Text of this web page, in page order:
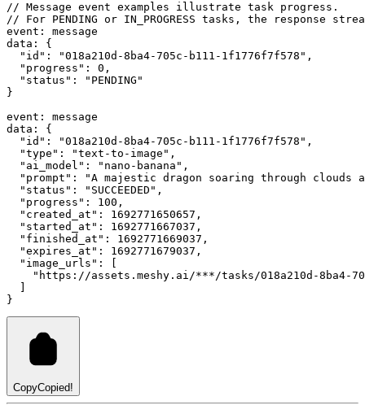
// Message event examples illustrate task progress.
// For PENDING or IN_PROGRESS tasks, the response
event: message
data: {
  "id": "018a210d-8ba4-705c-b111-1f1776f7f578",
  "progress": 0,
  "status": "PENDING"
}
event: message
data: {
  "id": "018a210d-8ba4-705c-b111-1f1776f7f578",
  "type": "text-to-image",
  "ai_model": "nano-banana",
"prompt": "A majestic dragon soaring through clouds
  "status": "SUCCEEDED",
  "progress": 100,
  "created_at": 1692771650657,
  "started_at": 1692771667037,
  "finished_at": 1692771669037,
  "expires_at": 1692771679037,
  "image_urls": [
"https://assets.meshy.ai/***/tasks/018a210d-8ba4-
}
CopyCopied!